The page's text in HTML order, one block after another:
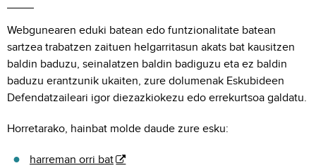
Webgunearen eduki batean edo funtzionalitate batean
sartzea trabatzen zaituen helgarritasun akats bat kausitzen
baldin baduzu, seinalatzen baldin badiguzu eta ez baldin
baduzu erantzunik ukaiten, zure dolumenak Eskubideen
Defendatzaileari igor diezazkiokezu edo errekurtsoa galdatu.
Horretarako, hainbat molde daude zure esku:
harreman orri bat